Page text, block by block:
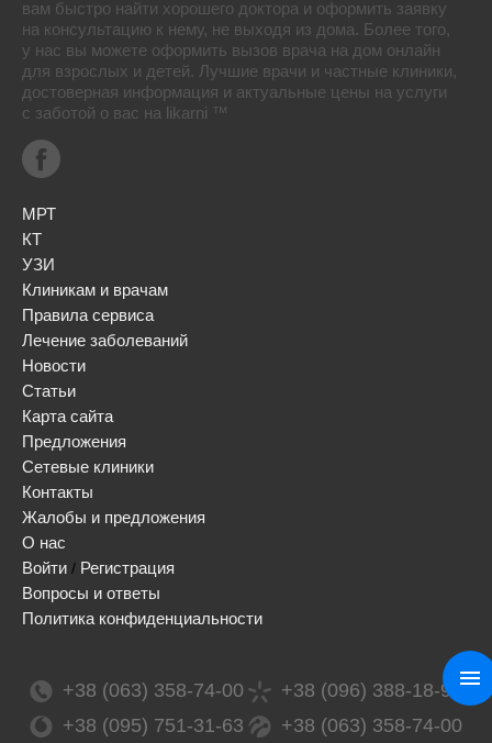
вам быстро найти хорошего доктора и оформить заявку
на консультацию к нему, не выходя из дома. Более того,
у нас вы можете оформить вызов врача на дом онлайн
для взрослых и детей. Лучшие врачи и частные клиники,
достоверная информация и актуальные цены на услуги
с заботой о вас на likarni ™
МРТ
КТ
УЗИ
Клиникам и врачам
Правила сервиса
Лечение заболеваний
Новости
Статьи
Карта сайта
Предложения
Сетевые клиники
Контакты
Жалобы и предложения
О нас
Войти / Регистрация
Вопросы и ответы
Политика конфиденциальности
+38 (063) 358-74-00
+38 (096) 388-18-99
+38 (095) 751-31-63
+38 (063) 358-74-00